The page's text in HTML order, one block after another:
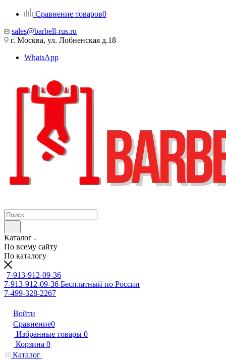
Сравнение товаров0
sales@barbell-rus.ru
г. Москва, ул. Лобненская д.18
WhatsApp
Каталог
По всему сайту
По каталогу
7-913-912-09-36
7-913-912-09-36 Бесплатный по России
7-499-328-2267
Войти
Сравнение0
Избранные товары 0
Корзина 0
Каталог